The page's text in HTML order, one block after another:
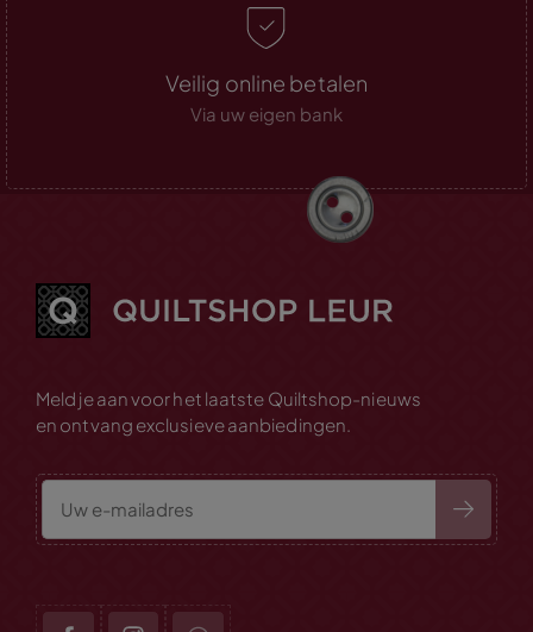
Veilig online betalen
Via uw eigen bank
Meld je aan voor het laatste Quiltshop-nieuws
en ontvang exclusieve aanbiedingen.